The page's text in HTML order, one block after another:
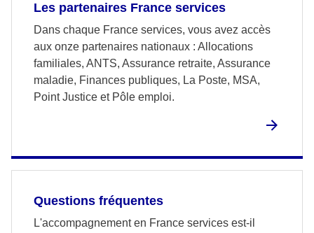
Les partenaires France services
Dans chaque France services, vous avez accès
aux onze partenaires nationaux : Allocations
familiales, ANTS, Assurance retraite, Assurance
maladie, Finances publiques, La Poste, MSA,
Point Justice et Pôle emploi.
Questions fréquentes
L'accompagnement en France services est-il